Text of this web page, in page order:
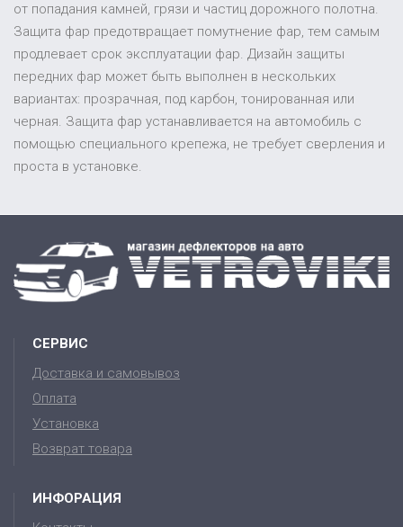
от попадания камней, грязи и частиц дорожного полотна.
Защита фар предотвращает помутнение фар, тем самым
продлевает срок эксплуатации фар. Дизайн защиты
передних фар может быть выполнен в нескольких
вариантах: прозрачная, под карбон, тонированная или
черная. Защита фар устанавливается на автомобиль с
помощью специального крепежа, не требует сверления и
проста в установке.
СЕРВИС
Доставка и самовывоз
Оплата
Установка
Возврат товара
ИНФОРАЦИЯ